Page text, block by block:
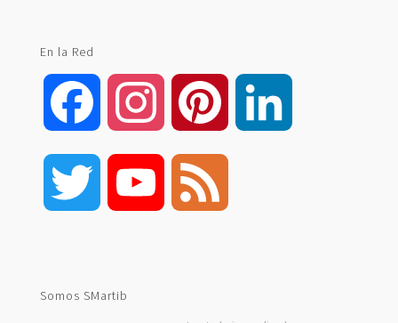
En la Red
Facebook Instagram Pinterest
Twitter YouTube
Somos SMartib